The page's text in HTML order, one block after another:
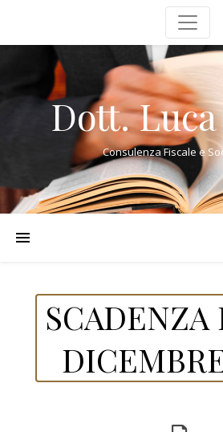
Dott.
Consulenza Fiscale e
SCADENZA